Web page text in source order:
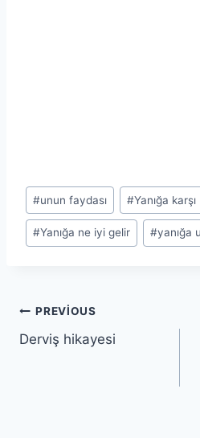
Post
Tags:
#unun faydası #Yanığa
#Yanığa ne iyi gelir #yanığa
Yazı
gezinmesi
PREVIOUS
Derviş hikayesi